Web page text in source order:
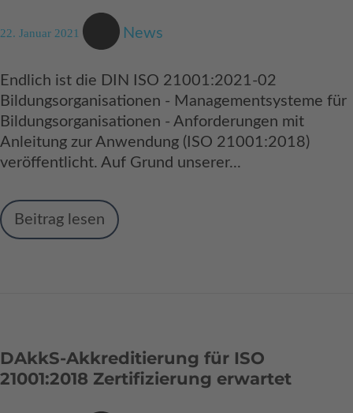
22. Januar 2021 News
Endlich ist die DIN ISO 21001:2021-02
Bildungsorganisationen - Managementsysteme für
Bildungsorganisationen - Anforderungen mit
Anleitung zur Anwendung (ISO 21001:2018)
veröffentlicht. Auf Grund unserer...
Beitrag lesen
DAkkS-Akkreditierung für ISO
21001:2018 Zertifizierung erwartet